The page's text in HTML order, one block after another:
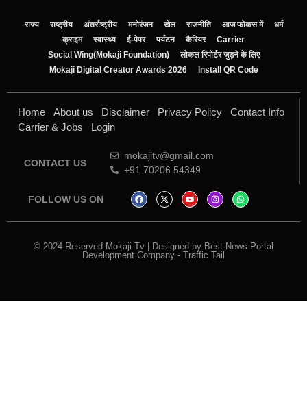
राज्य राष्ट्रीय अंतर्राष्ट्रीय मनोरंजन खेल राजनीति आज फोकस में
धर्म
क्राइम
स्वास्थ्य ई-पेपर पर्यटन कैरियर
Carrier
Social Wing(Mokaji Foundation)
लोकल रिपोर्टर जुड़ने के लिए
Mokaji Digital Creator Awards 2026
Install QR Code
Home About us Disclaimer Privacy Policy
Contact Info
Carrier & Jobs
Login
CONTACT US
mokajitv@gmail.com
+91 70206 54349
FOLLOW US ON
© 2024 Reserved Mokaji Tv | Designed by Best News Portal
Development Company - Traffic Tail